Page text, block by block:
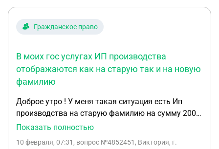
Гражданское право
В моих гос услугах ИП производства
отображаются как на старую так и на новую
фамилию
Доброе утро ! У меня такая ситуация есть Ип
производства на старую фамилию на сумму 200 к
у меня уже года 2 новая фамилия и буквально
Показать полностью
10 февраля, 07:31 , вопрос №4852451, Виктория, г.